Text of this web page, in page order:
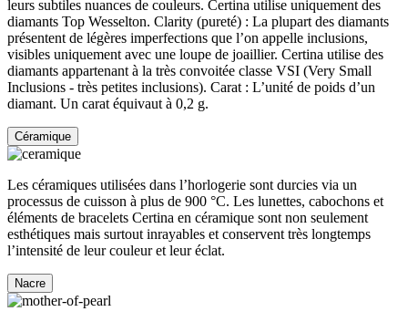
leurs subtiles nuances de couleurs. Certina utilise uniquement des
diamants Top Wesselton. Clarity (pureté) : La plupart des diamants
présentent de légères imperfections que l’on appelle inclusions,
visibles uniquement avec une loupe de joaillier. Certina utilise des
diamants appartenant à la très convoitée classe VSI (Very Small
Inclusions - très petites inclusions). Carat : L’unité de poids d’un
diamant. Un carat équivaut à 0,2 g.
Céramique
Les céramiques utilisées dans l’horlogerie sont durcies via un
processus de cuisson à plus de 900 °C. Les lunettes, cabochons et
éléments de bracelets Certina en céramique sont non seulement
esthétiques mais surtout inrayables et conservent très longtemps
l’intensité de leur couleur et leur éclat.
Nacre